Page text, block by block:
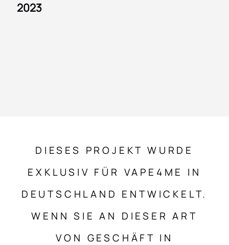
2023
DIESES PROJEKT WURDE
EXKLUSIV FÜR VAPE4ME IN
DEUTSCHLAND ENTWICKELT.
WENN SIE AN DIESER ART
VON GESCHÄFT IN